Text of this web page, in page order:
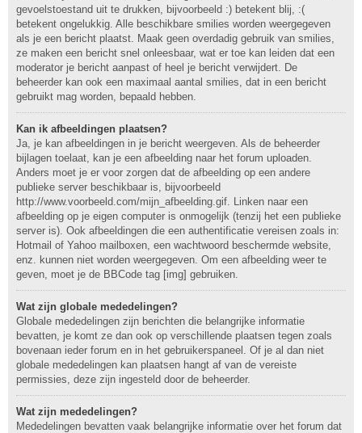
gevoelstoestand uit te drukken, bijvoorbeeld :) betekent blij, :(
betekent ongelukkig. Alle beschikbare smilies worden weergegeven
als je een bericht plaatst. Maak geen overdadig gebruik van smilies,
ze maken een bericht snel onleesbaar, wat er toe kan leiden dat een
moderator je bericht aanpast of heel je bericht verwijdert. De
beheerder kan ook een maximaal aantal smilies, dat in een bericht
gebruikt mag worden, bepaald hebben.
Kan ik afbeeldingen plaatsen?
Ja, je kan afbeeldingen in je bericht weergeven. Als de beheerder
bijlagen toelaat, kan je een afbeelding naar het forum uploaden.
Anders moet je er voor zorgen dat de afbeelding op een andere
publieke server beschikbaar is, bijvoorbeeld
http://www.voorbeeld.com/mijn_afbeelding.gif. Linken naar een
afbeelding op je eigen computer is onmogelijk (tenzij het een publieke
server is). Ook afbeeldingen die een authentificatie vereisen zoals in:
Hotmail of Yahoo mailboxen, een wachtwoord beschermde website,
enz. kunnen niet worden weergegeven. Om een afbeelding weer te
geven, moet je de BBCode tag [img] gebruiken.
Wat zijn globale mededelingen?
Globale mededelingen zijn berichten die belangrijke informatie
bevatten, je komt ze dan ook op verschillende plaatsen tegen zoals
bovenaan ieder forum en in het gebruikerspaneel. Of je al dan niet
globale mededelingen kan plaatsen hangt af van de vereiste
permissies, deze zijn ingesteld door de beheerder.
Wat zijn mededelingen?
Mededelingen bevatten vaak belangrijke informatie over het forum dat